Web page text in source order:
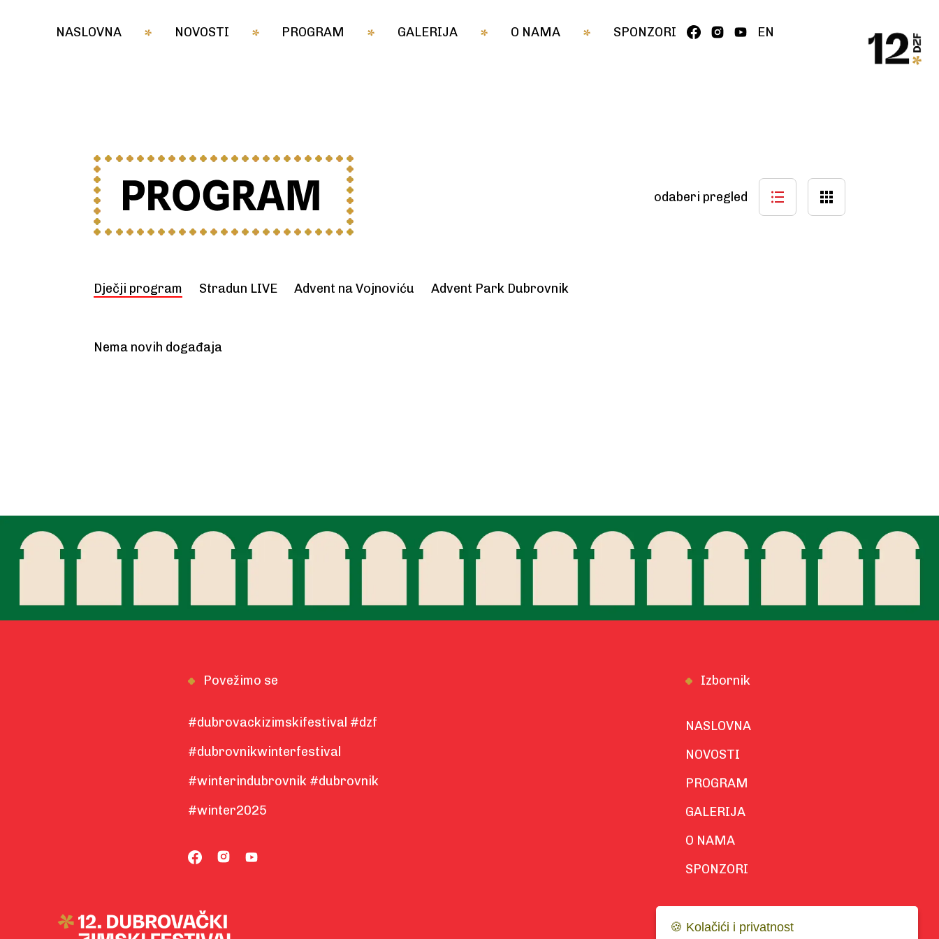
NASLOVNA NOVOSTI PROGRAM GALERIJA O NAMA SPONZORI EN
odaberi pregled
Dječji program Stradun LIVE Advent na Vojnoviću Advent Park Dubrovnik
Nema novih događaja
Povežimo se
#dubrovackizimskifestival #dzf
#dubrovnikwinterfestival
#winterindubrovnik #dubrovnik
#winter2025
Izbornik
NASLOVNA
NOVOSTI
PROGRAM
GALERIJA
O NAMA
SPONZORI
🍪 Kolačići i privatnost